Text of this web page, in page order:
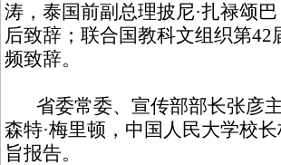
涛，泰国前副总理披尼·扎禄颂
后致辞；联合国教科文组织第
频致辞。
省委常委、宣传部部长张彦
森特·梅里顿，中国人民大学校
旨报告。